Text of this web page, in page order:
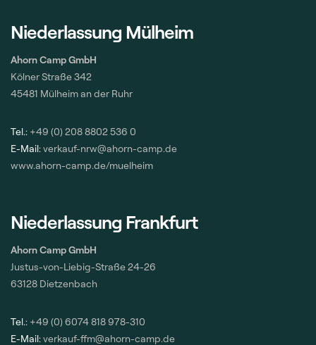
Niederlassung Mülheim
Ahorn Camp GmbH
Kölner Straße 342
45481 Mülheim an der Ruhr
Tel.: +49 (0) 208 8802 536 0
E-Mail:verkauf-nrw@ahorn-camp.de
www.ahorn-camp.de/muelheim
Niederlassung Frankfurt
Ahorn Camp GmbH
Justus-von-Liebig-Straße 24-26
63128 Dietzenbach
Tel.: +49 (0) 6074 818 978-310
E-Mail:verkauf-ffm@ahorn-camp.de